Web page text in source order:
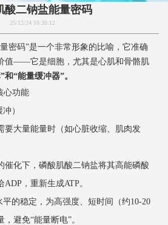
酸二钠盐能量密码
25/12/24 10:30:12
码”是一个非常形象的比喻，它准确
值——它是细胞，尤其是心肌和骨骼肌
“能量缓冲器”。
功能
）
大量能量时（如心脏收缩、肌肉发
化下，磷酸肌酸二钠盐将其高能磷酸
，重新生成ATP。
的稳定，为高强度、短时间（约10-20
避免“能量断电”。